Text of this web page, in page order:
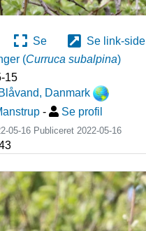
Se
Se link-side
(Curruca subalpina)
15
, Danmark
- Se profil
05-16 Publiceret 2022-05-16